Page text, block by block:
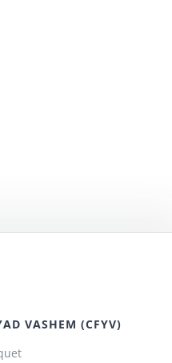
VASHEM (CFYV)